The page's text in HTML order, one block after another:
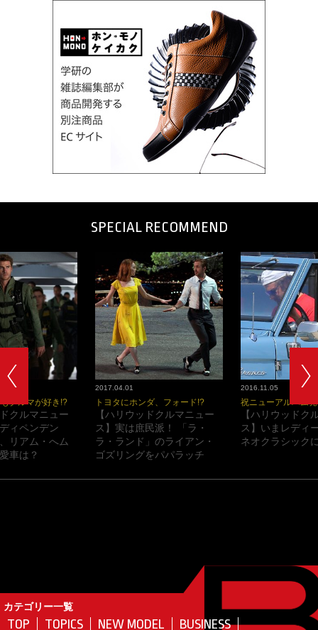
SPECIAL RECOMMEND
2017.04.01
トヨタにホンダ、フォード!?
【ハリウッドクルマニュー
ス】実は庶民派！ 「ラ・
ラ・ランド」のライアン・
ゴズリングをパパラッチ
2016.11.05
祝ニューアルバム
【ハリウッドク
ス】いまレディ
ネオクラシック
クルマが好き!?
クルマニュー
ィペンデン
リアム・へム
車は？
カテゴリー一覧
TOP TOPICS NEW MODEL BUSINESS